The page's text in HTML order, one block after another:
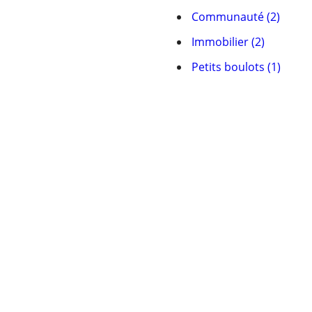
Communauté (2)
Immobilier (2)
Petits boulots (1)